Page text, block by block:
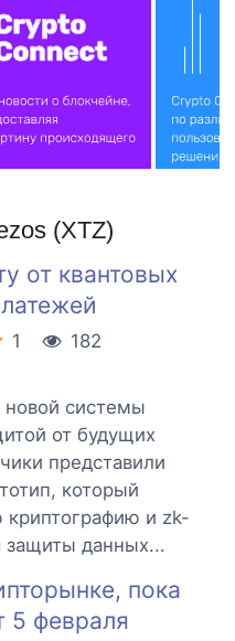
(XTZ)
от квантовых
1
182
новой системы
от будущих
представили
который
криптографию и zk-
защиты данных...
пока
5 февраля